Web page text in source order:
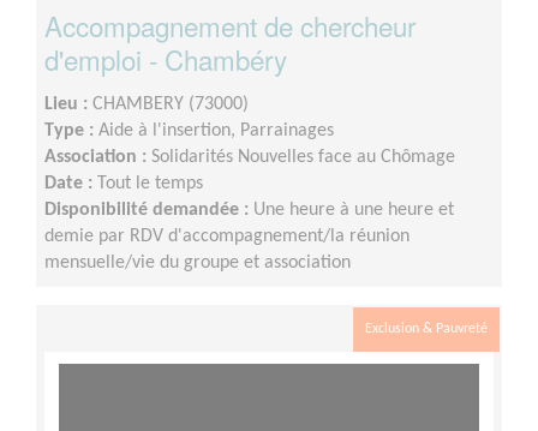
Accompagnement de chercheur
d'emploi - Chambéry
Lieu : CHAMBERY (73000)
Type : Aide à l'insertion, Parrainages
Association : Solidarités Nouvelles face au Chômage
Date :
Tout le temps
Disponibilité demandée : Une heure à une heure et
demie par RDV d'accompagnement/la réunion
mensuelle/vie du groupe et association
Exclusion & Pauvreté